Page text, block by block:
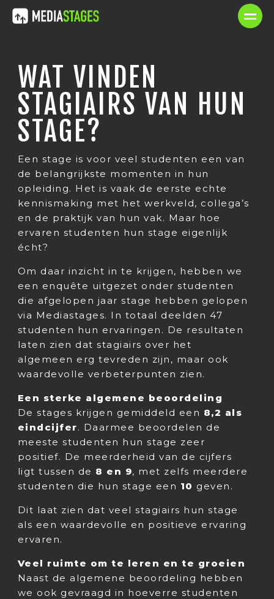
WAT VINDEN
STAGIAIRS VAN HUN
STAGE?
Een stage is voor veel studenten een van
de belangrijkste momenten in hun
opleiding. Het is vaak de eerste echte
kennismaking met het werkveld, collega’s
en de praktijk van hun vak. Maar hoe
ervaren studenten hun stage eigenlijk
écht?
Om daar inzicht in te krijgen, hebben we
een enquête uitgezet onder studenten
die afgelopen jaar stage hebben gelopen
via Mediastages. In totaal deelden 47
studenten hun ervaringen. De resultaten
laten zien dat stagiairs over het
algemeen erg tevreden zijn, maar ook
waardevolle verbeterpunten zien.
Een sterke algemene beoordeling
De stages krijgen gemiddeld een 8,2 als
eindcijfer. Daarmee beoordelen de
meeste studenten hun stage zeer
positief. De meerderheid van de cijfers
ligt tussen de 8 en 9, met zelfs meerdere
studenten die hun stage een 10 geven.
Dit laat zien dat veel stagiairs hun stage
als een waardevolle en positieve ervaring
ervaren.
Veel ruimte om te leren en te groeien
Naast de algemene beoordeling hebben
we ook gevraagd in hoeverre studenten